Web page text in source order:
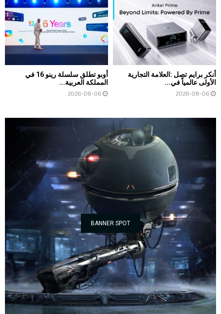
أنكر برايم تصل :العلامة التجارية
الأولى عالمياً في...
2026-08-06
أوبو تطلق سلسلة رينو 16 في
المملكة العربية...
2026-08-06
BANNER SPOT